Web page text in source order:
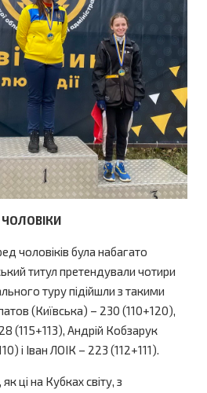
ЧОЛОВІКИ
чоловіків була набагато
титул претендували чотири
туру підійшли з такими
(Київська) – 230 (110+120),
(115+113), Андрій Кобзарук
і Іван ЛОІК – 223 (112+111).
ці на Кубках світу, з